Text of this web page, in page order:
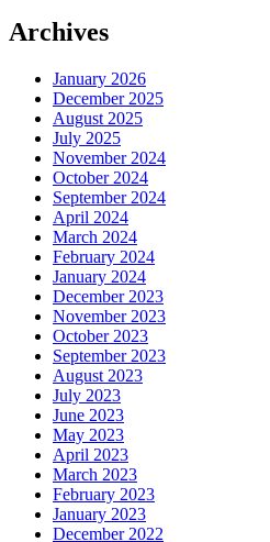
Archives
January 2026
December 2025
August 2025
July 2025
November 2024
October 2024
September 2024
April 2024
March 2024
February 2024
January 2024
December 2023
November 2023
October 2023
September 2023
August 2023
July 2023
June 2023
May 2023
April 2023
March 2023
February 2023
January 2023
December 2022